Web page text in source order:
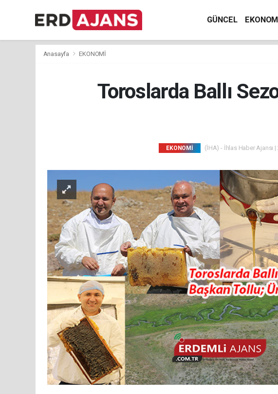
GÜNCEL
Anasayfa EKONOMİ
Toroslarda Ballı
EKONOMİ (İHA) - İhlas Haber Ajansı